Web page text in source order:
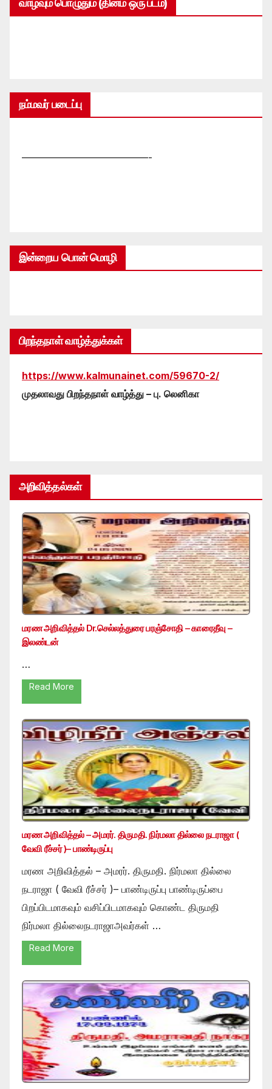
வாழ்வும் பொழுதும் (தினம் ஒரு படம்)
நம்மவர் படைப்பு
—————————————-
இன்றைய பொன் மொழி
பிறந்தநாள் வாழ்த்துக்கள்
https://www.kalmunainet.com/59670-2/
முதலாவது பிறந்தநாள் வாழ்த்து – பு. லெனிகா
அறிவித்தல்கள்
மரண அறிவித்தல் Dr.செல்லத்துரை பரஞ்சோதி – காரைதீவு –
இலண்டன்
…
Read More
மரண அறிவித்தல் – அமரர். திருமதி. நிர்மலா தில்லை நடராஜா (
வேவி ரீச்சர் )– பாண்டிருப்பு
மரண அறிவித்தல் – அமரர். திருமதி. நிர்மலா தில்லை
நடராஜா ( வேவி ரீச்சர் )– பாண்டிருப்பு பாண்டிருப்பை
பிறப்பிடமாகவும் வசிப்பிடமாகவும் கொண்ட திருமதி
நிர்மலா தில்லைநடராஜாஅவர்கள் …
Read More